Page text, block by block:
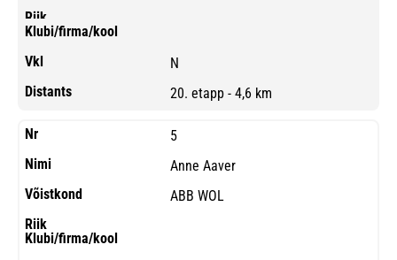
N
20. etapp - 4,6 km
5
Anne Aaver
ABB WOL